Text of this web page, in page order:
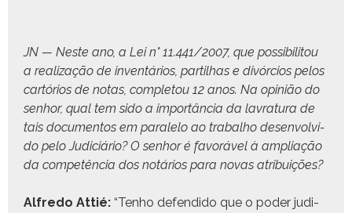
JN — Neste ano, a Lei n° 11.441/2007, que pos­si­bil­i­tou
a real­iza­ção de inven­tários, par­til­has e divór­cios pelos
cartórios de notas, com­ple­tou 12 anos. Na opinião do
sen­hor, qual tem sido a importân­cia da lavratu­ra de
tais doc­u­men­tos em para­le­lo ao tra­bal­ho desen­volvi­
do pelo Judi­ciário? O sen­hor é favoráv­el à ampli­ação
da com­petên­cia dos notários para novas atribuições?
Alfre­do Attié: “Ten­ho defen­di­do que o poder judi­